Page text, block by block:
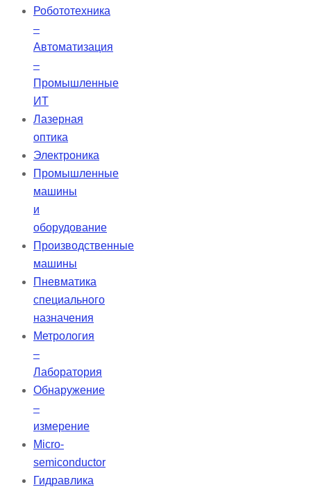
Робототехника
–
Автоматизация
–
Промышленные
ИТ
Лазерная
оптика
Электроника
Промышленные
машины
и
оборудование
Производственные
машины
Пневматика
специального
назначения
Метрология
–
Лаборатория
Обнаружение
–
измерение
Micro-
semiconductor
Гидравлика